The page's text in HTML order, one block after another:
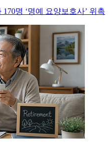
명 ‘명예 요양보호사’ 위촉